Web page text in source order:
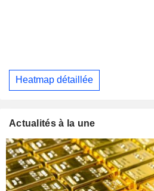
Heatmap détaillée
Actualités à la une